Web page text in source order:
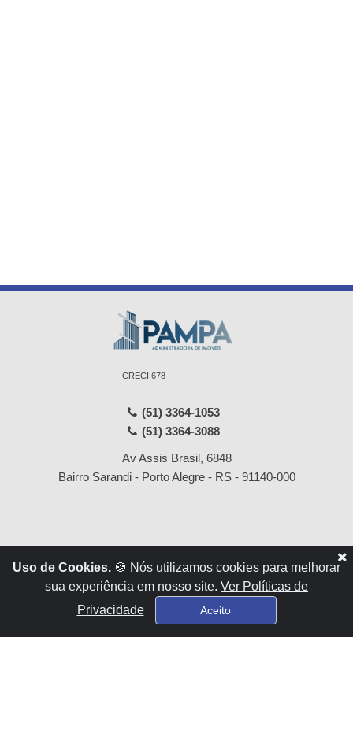
CRECI 678
(51) 3364-1053
(51) 3364-3088
Av Assis Brasil, 6848
Bairro Sarandi - Porto Alegre - RS - 91140-000
Vendas
Uso de Cookies. 🍪 Nós utilizamos cookies para melhorar
sua experiência em nosso site. Ver Políticas de
Privacidade
Aceito